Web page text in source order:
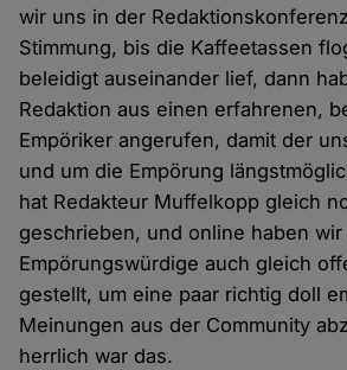
wir uns in der
Stimmung, bis die Kaffeetassen
beleidigt auseinander lief, dann
Redaktion aus einen erfahrenen,
Empöriker angerufen, damit der
und um die Empörung
hat Redakteur Muffelkopp gleich
geschrieben, und online haben wir
Empörungswürdige auch gleich
gestellt, um eine paar richtig doll
Meinungen aus der Community
herrlich war das.